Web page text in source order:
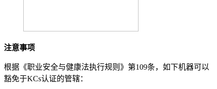
注意事项
根据《职业安全与健康法执行规则》第109条，如下机器可以
豁免于KCs认证的管辖：